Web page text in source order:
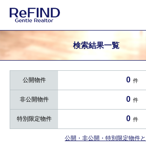
検索結果一覧
公開物件 0 件
非公開物件 0 件
特別限定物件 0 件
公開・非公開・特別限定物件